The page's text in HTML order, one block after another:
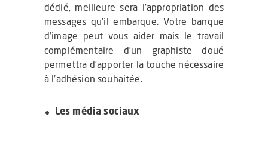
dédié, meilleure sera l’appropriation des
messages qu’il embarque. Votre banque
d’image peut vous aider mais le travail
complémentaire d’un graphiste doué
permettra d’apporter la touche nécessaire
à l’adhésion souhaitée.
Les média sociaux